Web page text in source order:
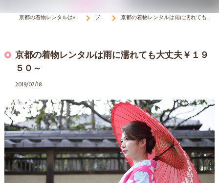
京都の着物レンタルはevery 着物日和 ブログ 京都の着物レンタルは雨に濡れても大丈夫￥１９５０～
京都の着物レンタルは雨に濡れても大丈夫￥１９
５０～
2019/07/18